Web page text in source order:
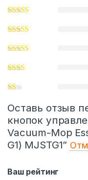
Оставь отзыв
кнопок
Vacuum-Mop
G1) MJSTG1”
Ваш рейтинг